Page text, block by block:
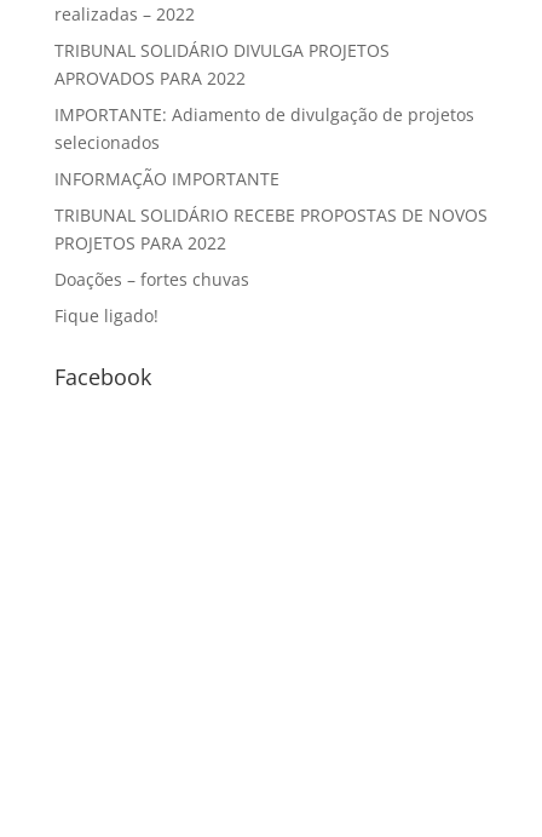
realizadas – 2022
TRIBUNAL SOLIDÁRIO DIVULGA PROJETOS
APROVADOS PARA 2022
IMPORTANTE: Adiamento de divulgação de projetos
selecionados
INFORMAÇÃO IMPORTANTE
TRIBUNAL SOLIDÁRIO RECEBE PROPOSTAS DE NOVOS
PROJETOS PARA 2022
Doações – fortes chuvas
Fique ligado!
Facebook